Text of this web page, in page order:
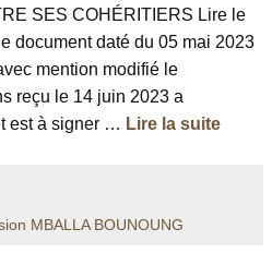
SES COHÉRITIERS Lire le
document daté du 05 mai 2023
mention modifié le
reçu le 14 juin 2023 a
est à signer … Lire la suite
MBALLA BOUNOUNG